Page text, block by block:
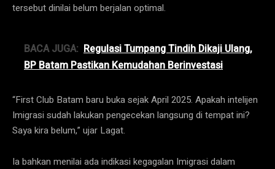
tersebut dinilai belum berjalan optimal.
BACA JUGA: Regulasi Tumpang Tindih Dikaji Ulang,
BP Batam Pastikan Kemudahan Berinvestasi
“First Club Batam baru buka sejak April 2025. Apakah intelijen
Imigrasi sudah lakukan pengecekan langsung di tempat ini?
Saya kira belum,” ujar Lagat.
Ia bahkan menilai ada indikasi kegagalan Imigrasi dalam